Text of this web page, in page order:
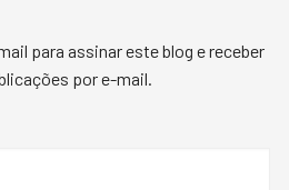
para assinar este blog e receber
por e-mail.